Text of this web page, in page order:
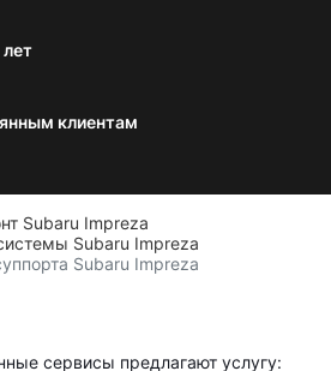
клиентам
Subaru Impreza
Subaru Impreza
Subaru Impreza
сервисы предлагают услугу: